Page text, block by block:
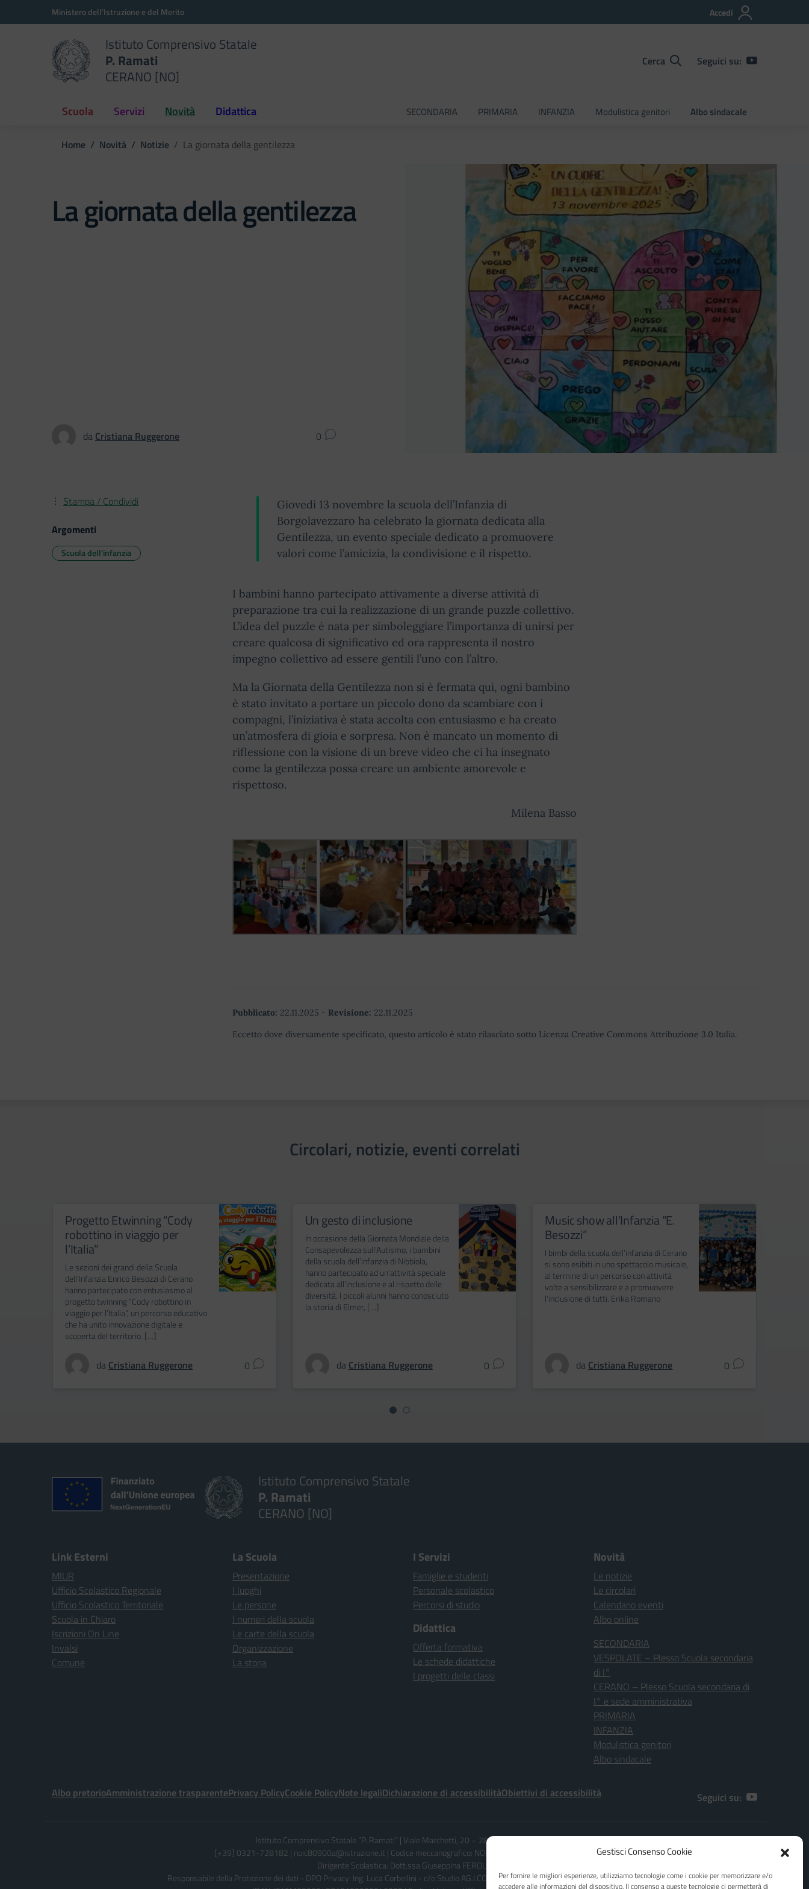
Gestisci Consenso Cookie
Per fornire le migliori esperienze, utilizziamo tecnologie come i cookie per memorizzare e/o
accedere alle informazioni del dispositivo. Il consenso a queste tecnologie ci permetterà di
Vai ai contenuti
Vai al menu di navigazioneMinistero dell'Istruzione e del Merito Accedi
Istituto Comprensivo Statale
P. Ramati
CERANO [NO]
Cerca Seguici su:
Scuola Servizi Novità Didattica SECONDARIA PRIMARIA INFANZIA Modulistica genitori Albo sindacale
Home Novità Notizie La giornata della gentilezza
La giornata della gentilezza
da Cristiana Ruggerone 0
Giovedì 13 novembre la scuola dell’Infanzia di
Borgolavezzaro ha celebrato la giornata dedicata alla
Gentilezza, un evento speciale dedicato a promuovere
valori come l’amicizia, la condivisione e il rispetto.
I bambini hanno partecipato attivamente a diverse attività di
preparazione tra cui la realizzazione di un grande puzzle collettivo.
L’idea del puzzle è nata per simboleggiare l’importanza di unirsi per
creare qualcosa di significativo ed ora rappresenta il nostro
impegno collettivo ad essere gentili l’uno con l’altro.
Ma la Giornata della Gentilezza non si è fermata qui, ogni bambino
è stato invitato a portare un piccolo dono da scambiare con i
compagni, l’iniziativa è stata accolta con entusiasmo e ha creato
un’atmosfera di gioia e sorpresa. Non è mancato un momento di
riflessione con la visione di un breve video che ci ha insegnato
come la gentilezza possa creare un ambiente amorevole e
rispettoso.
Milena Basso
Pubblicato: 22.11.2025 - Revisione: 22.11.2025
Eccetto dove diversamente specificato, questo articolo è stato rilasciato sotto Licenza Creative Commons Attribuzione 3.0 Italia.
Stampa / Condividi
Argomenti
Scuola dell'infanzia
Circolari, notizie, eventi correlati
Progetto Etwinning “Cody
robottino in viaggio per
l’Italia”
Le sezioni dei grandi della Scuola
dell’Infanzia Enrico Besozzi di Cerano
hanno partecipato con entusiasmo al
progetto twinning “Cody robottino in
viaggio per l’Italia”, un percorso educativo
che ha unito innovazione digitale e
scoperta del territorio. […]
da Cristiana Ruggerone 0
Un gesto di inclusione
In occasione della Giornata Mondiale della
Consapevolezza sull’Autismo, i bambini
della scuola dell’infanzia di Nibbiola,
hanno partecipato ad un’attività speciale
dedicata all’inclusione e al rispetto delle
diversità. I piccoli alunni hanno conosciuto
la storia di Elmer, […]
da Cristiana Ruggerone 0
Music show all’Infanzia “E.
Besozzi”
I bimbi della scuola dell’infanzia di Cerano
si sono esibiti in uno spettacolo musicale,
al termine di un percorso con attività
volte a sensibilizzare e a promuovere
l’inclusione di tutti. Erika Romano
da Cristiana Ruggerone 0
Istituto Comprensivo Statale
P. Ramati
CERANO [NO]
Link Esterni
MIUR
Ufficio Scolastico Regionale
Ufficio Scolastico Territoriale
Scuola in Chiaro
Iscrizioni On Line
Invalsi
Comune
La Scuola
Presentazione
I luoghi
Le persone
I numeri della scuola
Le carte della scuola
Organizzazione
La storia
I Servizi
Famiglie e studenti
Personale scolastico
Percorsi di studio
Didattica
Offerta formativa
Le schede didattiche
I progetti delle classi
Novità
Le notizie
Le circolari
Calendario eventi
Albo online
SECONDARIA
VESPOLATE – Plesso Scuola secondaria
di I°
CERANO – Plesso Scuola secondaria di
I° e sede amministrativa
PRIMARIA
INFANZIA
Modulistica genitori
Albo sindacale
Albo pretorioAmministrazione trasparentePrivacy PolicyCookie PolicyNote legaliDichiarazione di accessibilitàObiettivi di accessibilità Seguici su:
Istituto Comprensivo Statale “P. Ramati” | Viale Marchetti, 20 – 28065 CERANO [NO]
[+39] 0321-728182 | noic80900a@istruzione.it | Codice meccanografico: NOIC80900A - C.F. 80010970038
Dirigente Scolastica: Dott.ssa Giuseppina FEROLO
Responsabile della Protezione dei dati - DPO Privacy: Ing. Luca Corbellini - c/o Studio AG.I.COM. S.r.l. - Email: e-mail dpo@agicomstudio.it